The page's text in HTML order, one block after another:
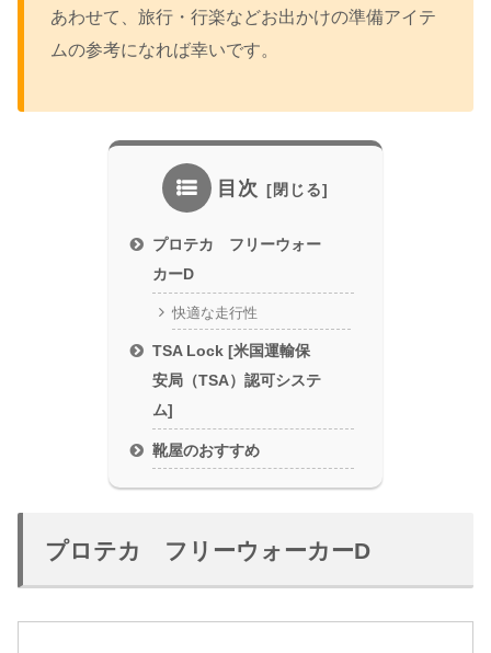
あわせて、旅行・行楽などお出かけの準備アイテ
ムの参考になれば幸いです。
目次
プロテカ フリーウォー
カーD
快適な走行性
TSA Lock [米国運輸保
安局（TSA）認可システ
ム]
靴屋のおすすめ
プロテカ フリーウォーカーD